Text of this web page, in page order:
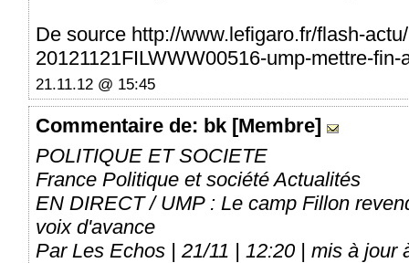
De source http://www.lefigaro.fr/flash-
20121121FILWWW00516-ump-mettre-
21.11.12 @ 15:45
Commentaire de: bk [Membre]
POLITIQUE ET SOCIETE
France Politique et société Actualités
EN DIRECT / UMP : Le camp Fillon
voix d'avance
Par Les Echos | 21/11 | 12:20 | mis à jour